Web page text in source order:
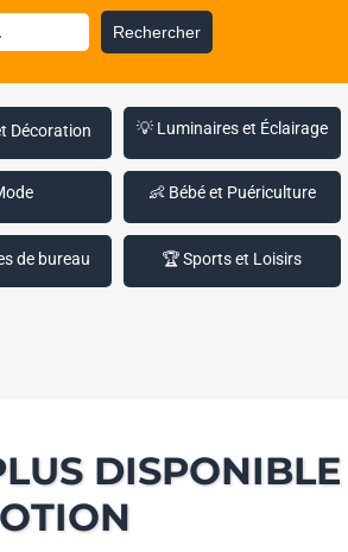
Rechercher
Décoration 💡 Luminaires et Éclairage
👶 Bébé et Puériculture
de bureau 🏆 Sports et Loisirs
DISPONIBLE